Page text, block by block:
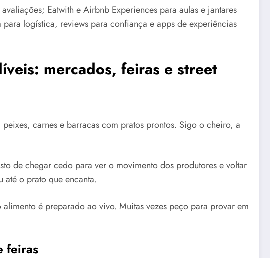
Eatwith e Airbnb Experiences para aulas e jantares
logística, reviews para confiança e apps de experiências
mercados, feiras e street
carnes e barracas com pratos prontos. Sigo o cheiro, a
de chegar cedo para ver o movimento dos produtores e voltar
até o prato que encanta.
é preparado ao vivo. Muitas vezes peço para provar em
feiras